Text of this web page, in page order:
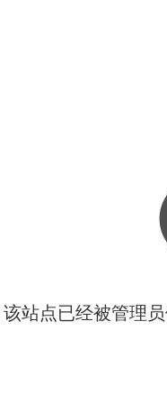
站点已经被管理